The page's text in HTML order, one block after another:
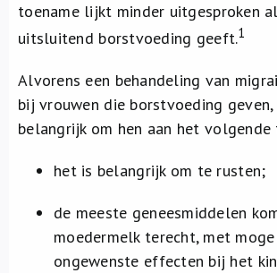
toename lijkt minder uitgesproken
uitsluitend borstvoeding geeft.1
Alvorens een behandeling van
bij vrouwen die borstvoeding
belangrijk om hen aan het volgende
het is belangrijk om te rusten;
de meeste geneesmiddelen
moedermelk terecht, met
ongewenste effecten bij het